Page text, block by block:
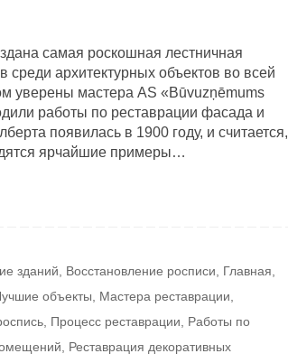
самая роскошная лестничная
среди архитектурных объектов во всей
уверены мастера AS «Būvuzņēmums
работы по реставрации фасада и
появилась в 1900 году, и считается,
ярчайшие примеры…
зданий Восстановление росписи Главная
объекты Мастера реставрации
Процесс реставрации
Работы по
Реставрация декоративных